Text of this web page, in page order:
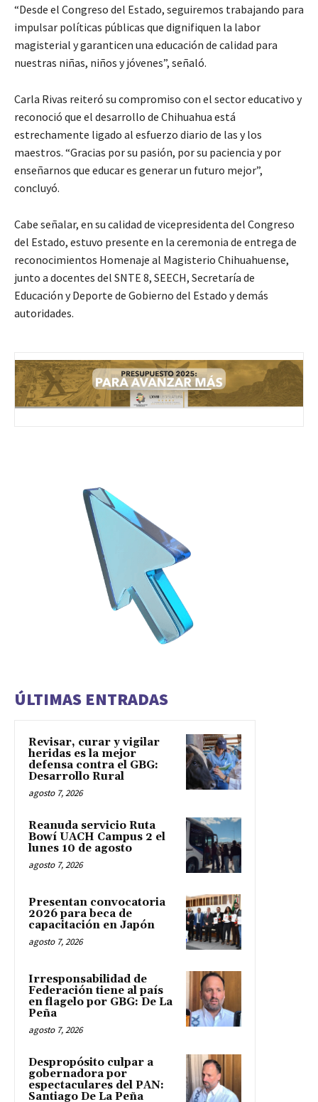
“Desde el Congreso del Estado, seguiremos trabajando para
impulsar políticas públicas que dignifiquen la labor
magisterial y garanticen una educación de calidad para
nuestras niñas, niños y jóvenes”, señaló.
Carla Rivas reiteró su compromiso con el sector educativo y
reconoció que el desarrollo de Chihuahua está
estrechamente ligado al esfuerzo diario de las y los
maestros. “Gracias por su pasión, por su paciencia y por
enseñarnos que educar es generar un futuro mejor”,
concluyó.
Cabe señalar, en su calidad de vicepresidenta del Congreso
del Estado, estuvo presente en la ceremonia de entrega de
reconocimientos Homenaje al Magisterio Chihuahuense,
junto a docentes del SNTE 8, SEECH, Secretaría de
Educación y Deporte de Gobierno del Estado y demás
autoridades.
ÚLTIMAS ENTRADAS
Revisar, curar y vigilar
heridas es la mejor
defensa contra el GBG:
Desarrollo Rural
agosto 7, 2026
Reanuda servicio Ruta
Bowí UACH Campus 2 el
lunes 10 de agosto
agosto 7, 2026
Presentan convocatoria
2026 para beca de
capacitación en Japón
agosto 7, 2026
Irresponsabilidad de
Federación tiene al país
en flagelo por GBG: De La
Peña
agosto 7, 2026
Despropósito culpar a
gobernadora por
espectaculares del PAN:
Santiago De La Peña